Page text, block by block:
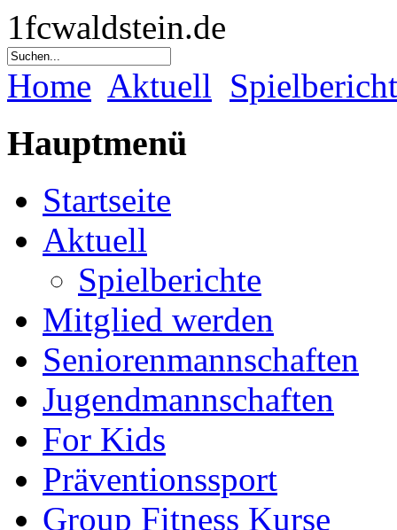
1fcwaldstein.de
Home Aktuell
Hauptmenü
Startseite
Aktuell
Spielberichte
Mitglied werden
Seniorenmannschaften
Jugendmannschaften
For Kids
Präventionssport
Group Fitness Kurse